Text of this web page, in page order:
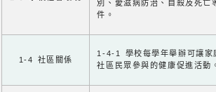
別、愛滋病防治、自殺及死亡
件。
1-4 社區關係
1-4-1 學校每學年舉辦可讓家
社區民眾參與的健康促進活動